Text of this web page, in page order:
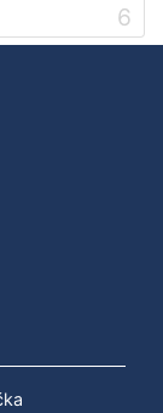
6